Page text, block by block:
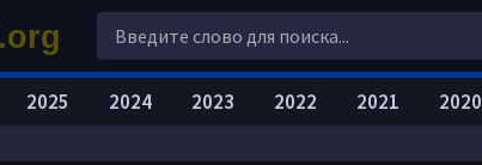
2025 2024 2023 2022 2021 2020
.org